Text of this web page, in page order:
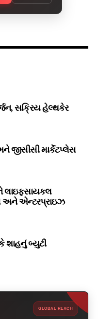
સક્રિય હેલ્થકેર
જીસીસી માર્કેટપ્લેસ
લાઇફસાયકલ
અને એન્ટરપ્રાઇઝ
શાહનું બ્યુટી
GLOBAL REACH